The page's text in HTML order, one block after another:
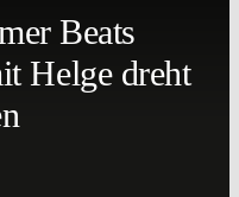
Beats
Helge dreht